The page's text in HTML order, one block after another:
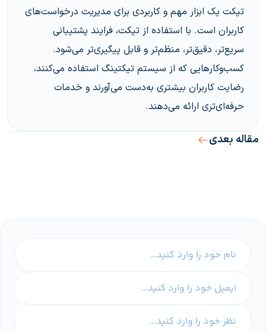
تیکت یک ابزار مهم و کاربردی برای مدیریت درخواست‌های
کاربران است. با استفاده از تیکت، فرایند پشتیبانی
سریع‌تر، دقیق‌تر، منظم‌تر و قابل پیگیری‌تر می‌شود.
کسب‌وکارهایی که از سیستم تیکتینگ استفاده می‌کنند،
رضایت کاربران بیشتری به‌دست می‌آورند و خدمات
حرفه‌ای‌تری ارائه می‌دهند.
مقاله بعدی